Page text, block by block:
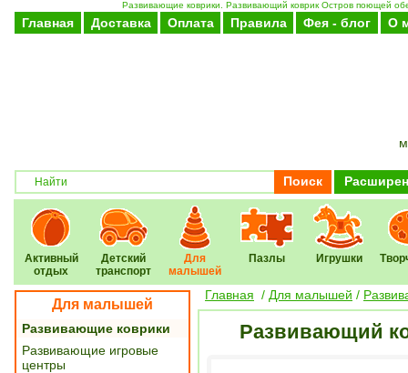
Развивающие коврики. Развивающий коврик Остров поющей
Главная Доставка Оплата Правила Фея - блог О
Поиск
Активный
отдых
Детский
транспорт
Для
малышей
Пазлы Игрушки
Для малышей
Развивающие коврики
Развивающие игровые
центры
Главная / Для малышей /
Развивающий